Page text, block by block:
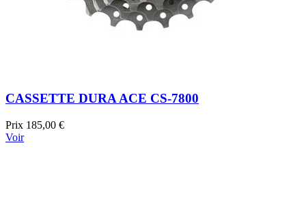
CASSETTE DURA ACE CS-7800
Prix 185,00 €
Voir